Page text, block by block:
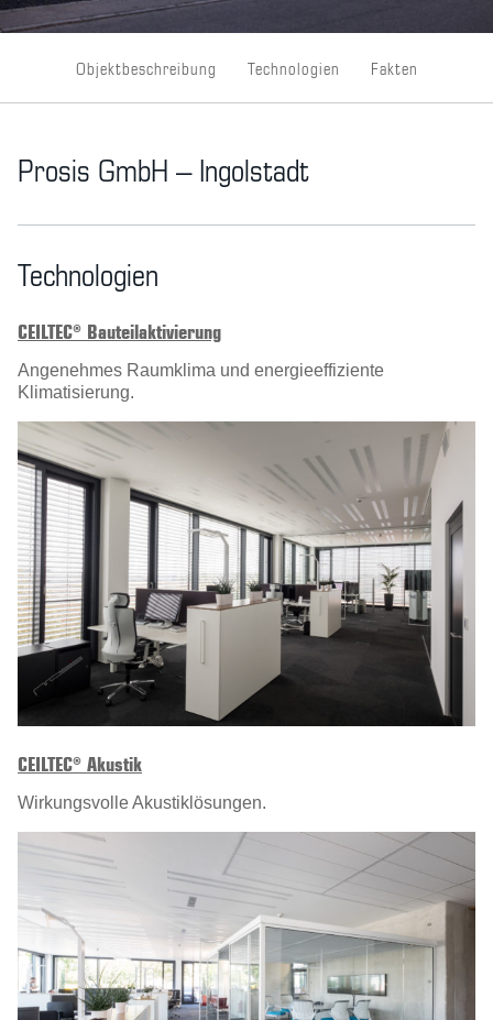
Objektbeschreibung Technologien Fakten
Prosis GmbH – Ingolstadt
Technologien
CEILTEC® Bauteilaktivierung
Angenehmes Raumklima und energieeffiziente
Klimatisierung.
CEILTEC® Akustik
Wirkungsvolle Akustiklösungen.